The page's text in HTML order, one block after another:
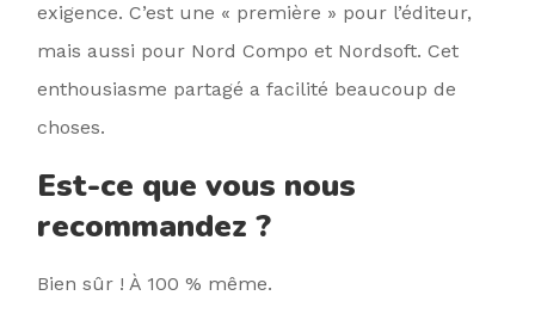
exigence. C’est une « première » pour l’éditeur,
mais aussi pour Nord Compo et Nordsoft. Cet
enthousiasme partagé a facilité beaucoup de
choses.
Est-ce que vous nous
recommandez ?
Bien sûr ! À 100 % même.